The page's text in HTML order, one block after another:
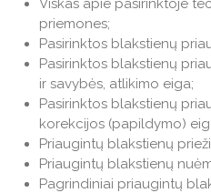
Viskas apie pasirinktoje
priemones;
Pasirinktos blakstienų
Pasirinktos blakstienų
ir savybės, atlikimo eiga;
Pasirinktos blakstienų
korekcijos (papildymo)
Priaugintų blakstienų
Priaugintų blakstienų
Pagrindiniai priaugintų